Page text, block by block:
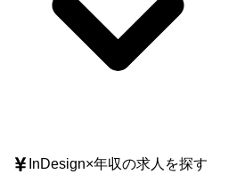
InDesign×年収の求人を探す